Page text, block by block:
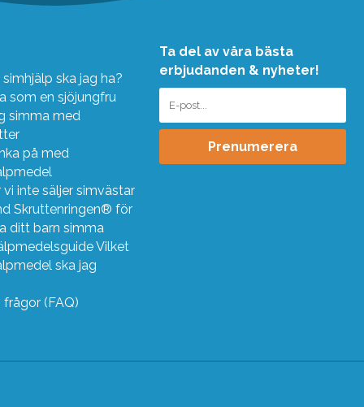
simhjälp ska jag ha?
som en sjöjungfru
simma med
på med
vi inte säljer simvästar
Skruttenringen® för
ditt barn simma
Vilket
ska jag
frågor (FAQ)
Ta del av våra bästa
erbjudanden & nyheter!
Prenumerera